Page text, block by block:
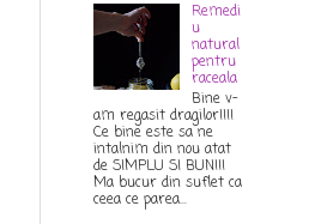
Remedi
u
natural
pentru
raceala
Bine v-
am regasit dragilor!!!!
Ce bine este sa ne
intalnim din nou atat
de SIMPLU SI BUN!!!
Ma bucur din suflet ca
ceea ce parea...